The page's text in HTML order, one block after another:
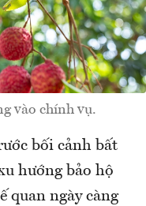
vào chính vụ.
bối cảnh bất
hướng bảo hộ
quan ngày càng